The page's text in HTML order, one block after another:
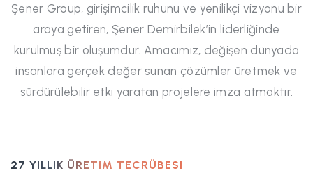
Şener Group, girişimcilik ruhunu ve yenilikçi vizyonu bir
araya getiren, Şener Demirbilek’in liderliğinde
kurulmuş bir oluşumdur. Amacımız, değişen dünyada
insanlara gerçek değer sunan çözümler üretmek ve
sürdürülebilir etki yaratan projelere imza atmaktır.
27 YILLIK ÜRETIM TECRÜBESI